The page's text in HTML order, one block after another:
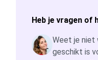
Heb je vragen of
Weet je niet
geschikt is